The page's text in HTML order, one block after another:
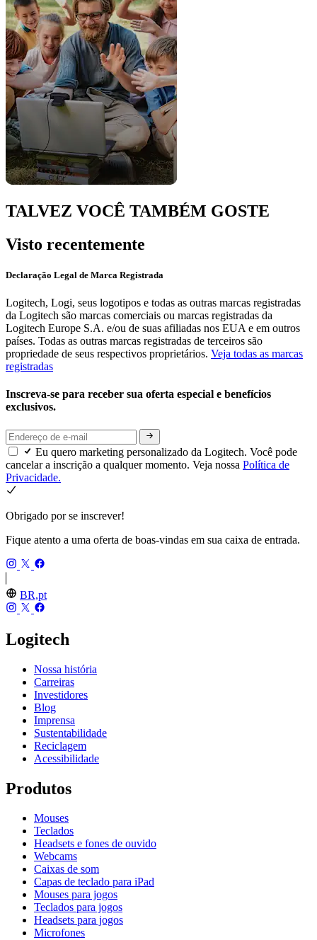
TALVEZ VOCÊ TAMBÉM GOSTE
Visto recentemente
Declaração Legal de Marca Registrada
Logitech, Logi, seus logotipos e todas as outras marcas registradas
da Logitech são marcas comerciais ou marcas registradas da
Logitech Europe S.A. e/ou de suas afiliadas nos EUA e em outros
países. Todas as outras marcas registradas de terceiros são
propriedade de seus respectivos proprietários. Veja todas as marcas
registradas
Inscreva-se para receber sua oferta especial e benefícios
exclusivos.
Eu quero marketing personalizado da Logitech. Você pode
cancelar a inscrição a qualquer momento. Veja nossa Política de
Privacidade.
Obrigado por se inscrever!
Fique atento a uma oferta de boas-vindas em sua caixa de entrada.
BR,pt
Logitech
Nossa história
Carreiras
Investidores
Blog
Imprensa
Sustentabilidade
Reciclagem
Acessibilidade
Produtos
Mouses
Teclados
Headsets e fones de ouvido
Webcams
Caixas de som
Capas de teclado para iPad
Mouses para jogos
Teclados para jogos
Headsets para jogos
Microfones